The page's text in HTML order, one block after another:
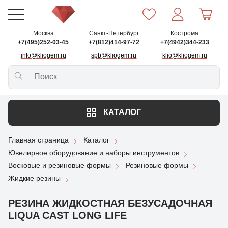
Москва
+7(495)252-03-45
info@kliogem.ru
Санкт-Петербург
+7(812)414-97-72
spb@kliogem.ru
Кострома
+7(4942)344-233
klio@kliogem.ru
КАТАЛОГ
Главная страница
Каталог
Ювелирное оборудование и наборы инструментов
Восковые и резиновые формы
Резиновые формы
Жидкие резины
РЕЗИНА ЖИДКОСТНАЯ БЕЗУСАДОЧНАЯ
LIQUA CAST LONG LIFE